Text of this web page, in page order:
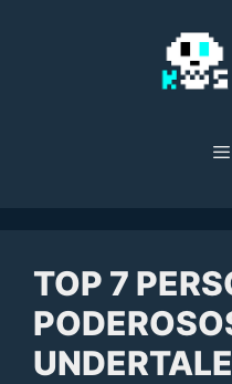
TOP 7
UNDERTALE